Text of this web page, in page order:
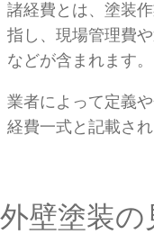
諸経費とは、塗装
指し、現場管理費
などが含まれます。
業者によって定義
経費一式と記載さ
外壁塗装の